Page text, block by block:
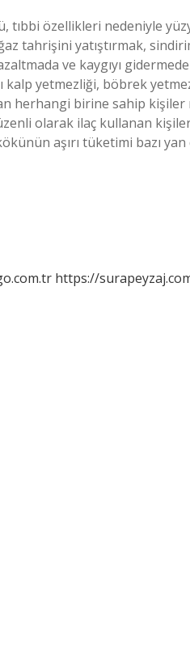
özellikleri nedeniyle
tahrişini yatıştırmak,
ve kaygıyı
kalp yetmezliği, böbrek
herhangi birine sahip
olarak ilaç kullanan
aşırı tüketimi bazı
https://